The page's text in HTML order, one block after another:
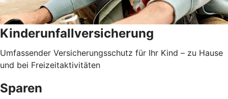
Kinderunfallversicherung
Umfassender Versicherungsschutz für Ihr Kind – zu Hause
und bei Freizeitaktivitäten
Sparen